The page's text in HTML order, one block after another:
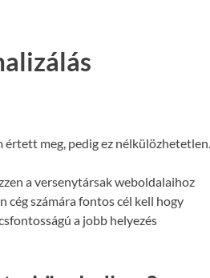
meg, pedig ez nélkülözhetetlen.
a versenytársak weboldalaihoz
cég számára fontos cél kell hogy
a jobb helyezés